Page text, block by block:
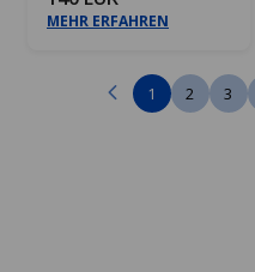
MEHR ERFAHREN
1 2 3